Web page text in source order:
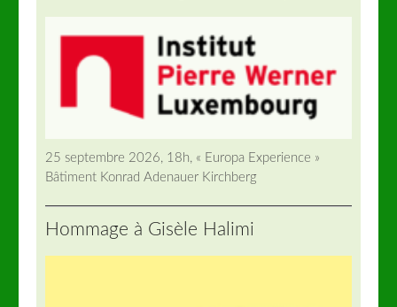
25 septembre 2026, 18h, « Europa Experience »
Bâtiment Konrad Adenauer Kirchberg
Hommage à Gisèle Halimi